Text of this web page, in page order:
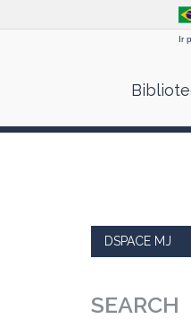
Ir
DSPACE MJ
SEARCH